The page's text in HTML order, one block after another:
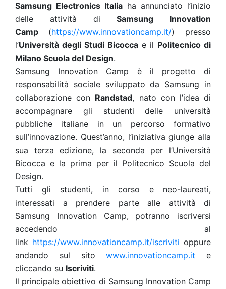
Samsung Electronics Italia ha annunciato l’inizio
delle attività di
Samsung Innovation
Camp
(https://www.innovationcamp.it/) presso
l’Università degli Studi Bicocca e il Politecnico di
Milano Scuola del Design.
Samsung Innovation Camp è il progetto di
responsabilità sociale sviluppato da Samsung in
collaborazione con Randstad, nato con l’idea di
accompagnare gli studenti delle università
pubbliche italiane in un percorso formativo
sull’innovazione. Quest’anno, l’iniziativa giunge alla
sua terza edizione, la seconda per l’Università
Bicocca e la prima per il Politecnico Scuola del
Design.
Tutti gli studenti, in corso e neo-laureati,
interessati a prendere parte alle attività di
Samsung Innovation Camp, potranno iscriversi
accedendo al
link https://www.innovationcamp.it/iscriviti oppure
andando sul sito
www.innovationcamp.it
e
cliccando su Iscriviti.
Il principale obiettivo di Samsung Innovation Camp